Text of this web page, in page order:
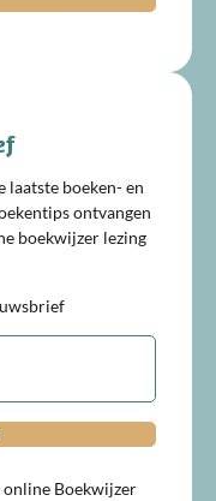
boeken- en
ontvangen
boekwijzer lezing
Boekwijzer